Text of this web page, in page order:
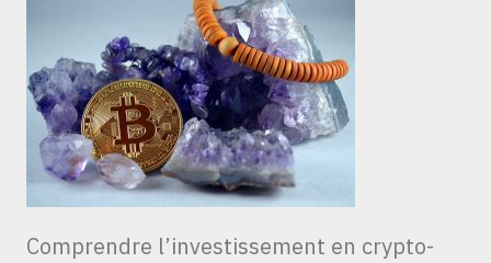
Comprendre l’investissement en crypto-